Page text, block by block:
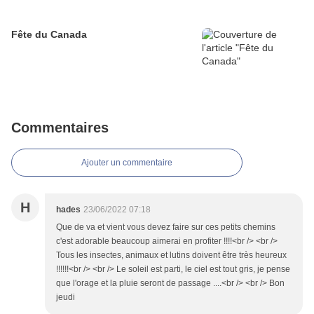
Fête du Canada
Commentaires
Ajouter un commentaire
H hades 23/06/2022 07:18
Que de va et vient vous devez faire sur ces petits chemins
c'est adorable beaucoup aimerai en profiter !!!!<br /> <br />
Tous les insectes, animaux et lutins doivent être très heureux
!!!!!!<br /> <br /> Le soleil est parti, le ciel est tout gris, je pense
que l'orage et la pluie seront de passage ....<br /> <br /> Bon
jeudi